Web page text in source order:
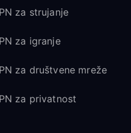
za strujanje
za igranje
za društvene mreže
za privatnost